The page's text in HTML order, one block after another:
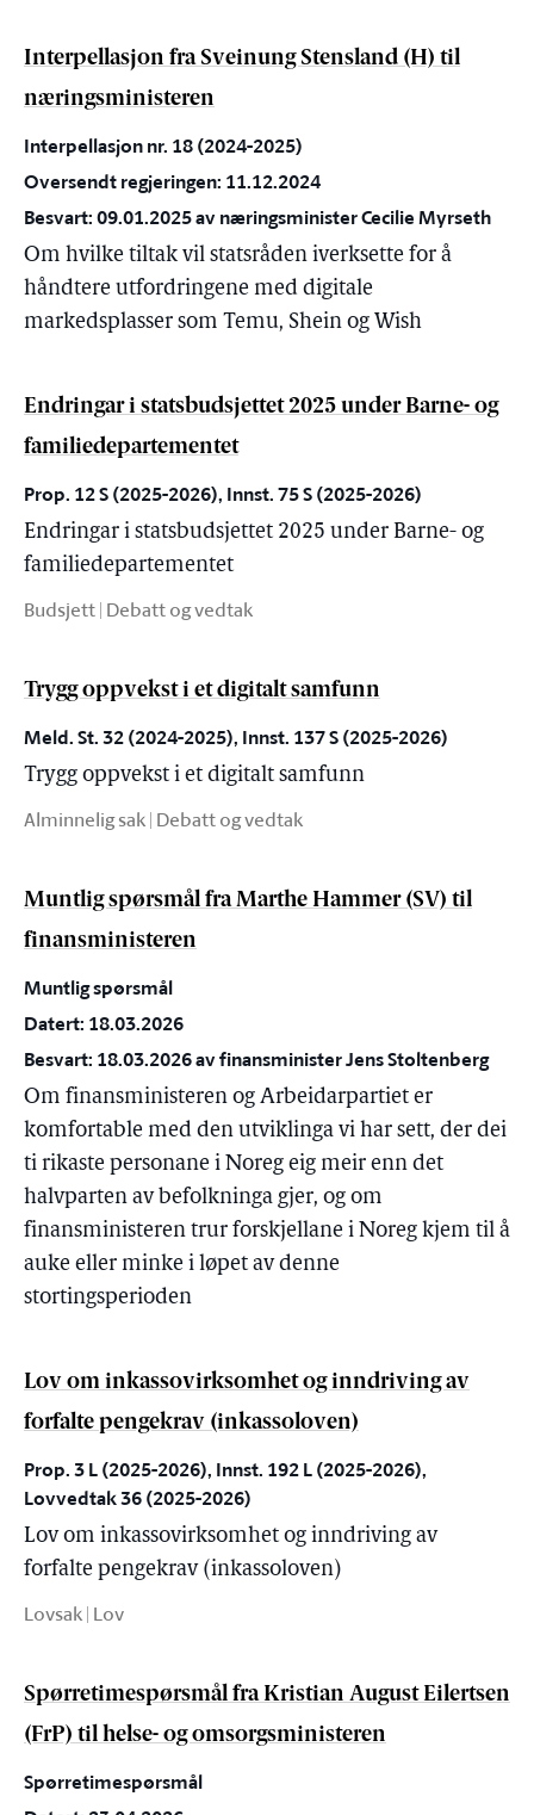
Interpellasjon fra Sveinung Stensland (H) til
næringsministeren
Interpellasjon nr. 18 (2024-2025)
Oversendt regjeringen: 11.12.2024
Besvart: 09.01.2025 av næringsminister Cecilie Myrseth
Om hvilke tiltak vil statsråden iverksette for å
håndtere utfordringene med digitale
markedsplasser som Temu, Shein og Wish
Endringar i statsbudsjettet 2025 under Barne- og
familiedepartementet
Prop. 12 S (2025-2026), Innst. 75 S (2025-2026)
Endringar i statsbudsjettet 2025 under Barne- og
familiedepartementet
Budsjett | Debatt og vedtak
Trygg oppvekst i et digitalt samfunn
Meld. St. 32 (2024-2025), Innst. 137 S (2025-2026)
Trygg oppvekst i et digitalt samfunn
Alminnelig sak | Debatt og vedtak
Muntlig spørsmål fra Marthe Hammer (SV) til
finansministeren
Muntlig spørsmål
Datert: 18.03.2026
Besvart: 18.03.2026 av finansminister Jens Stoltenberg
Om finansministeren og Arbeidarpartiet er
komfortable med den utviklinga vi har sett, der dei
ti rikaste personane i Noreg eig meir enn det
halvparten av befolkninga gjer, og om
finansministeren trur forskjellane i Noreg kjem til å
auke eller minke i løpet av denne
stortingsperioden
Lov om inkassovirksomhet og inndriving av
forfalte pengekrav (inkassoloven)
Prop. 3 L (2025-2026), Innst. 192 L (2025-2026),
Lovvedtak 36 (2025-2026)
Lov om inkassovirksomhet og inndriving av
forfalte pengekrav (inkassoloven)
Lovsak | Lov
Spørretimespørsmål fra Kristian August Eilertsen
(FrP) til helse- og omsorgsministeren
Spørretimespørsmål